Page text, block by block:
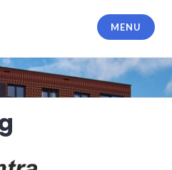
MENU